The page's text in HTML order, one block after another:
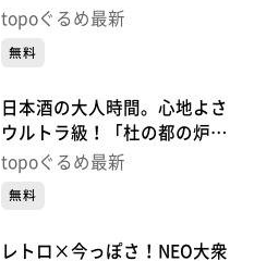
リーム」（青葉区堤通雨宮
topoぐるめ最新
無料
日本酒の大人時間。心地よさ
ウルトラ級！「杜の都の炉端
焼き うる虎」（青葉区一番
topoぐるめ最新
無料
レトロ×今っぽさ！NEO大衆